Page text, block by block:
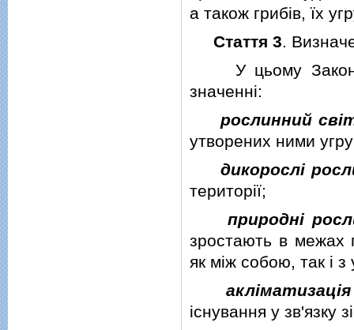
а також грибiв, їх
Стаття 3.
У цьому Законi
значеннi:
рослинний
утворених ними
дикорослi
територiї;
природнi
зростають в межах
як мiж собою, так i з
аклiматизацiя
iснування у зв'язку